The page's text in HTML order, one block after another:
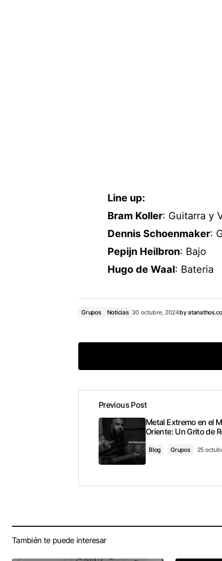
Line up:
Bram Koller: Guitarra y
Dennis Schoenmaker:
Pepijn Heilbron: Bajo
Hugo de Waal: Bateria
Grupos Noticias 30 octubre, 2024by
Previous Post
Metal Extremo en el
Oriente: Un Grito de
Blog Grupos 25
También te puede interesar